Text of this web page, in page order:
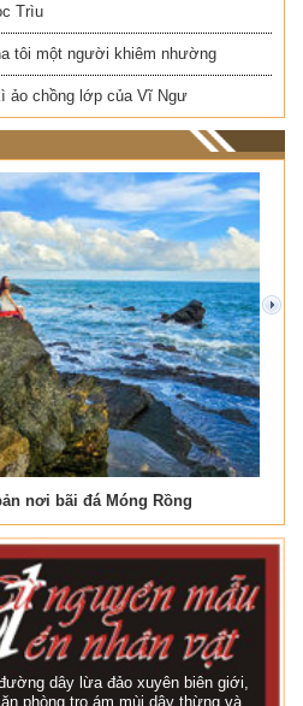
Trìu
tôi một người khiêm nhường
ảo chồng lớp của Vĩ Ngư
nơi bãi đá Móng Rồng
next
dây lừa đảo xuyên biên giới,
phòng trọ ám mùi dây thừng và